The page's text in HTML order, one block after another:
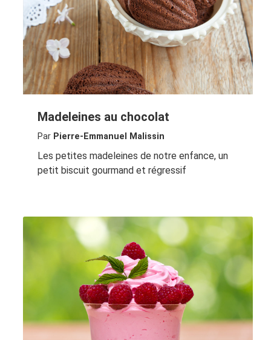
Madeleines au chocolat
Par Pierre-Emmanuel Malissin
Les petites madeleines de notre enfance, un
petit biscuit gourmand et régressif